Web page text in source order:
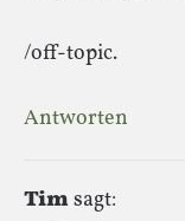
/off-topic.
Antworten
Timsagt: